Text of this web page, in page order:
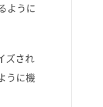
ように
ズされ
うに機